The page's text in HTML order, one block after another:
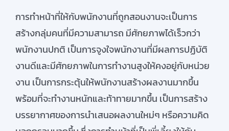
การทำหน้าที่ให้กับพนักงานที่ถูกสอนงานจะเป็นการ
สร้างกลุ่มคนที่มีความสามารถ มีศักยภาพได้เร็วกว่า
พนักงานปกติ เป็นการจูงใจพนักงานที่มีผลการปฏิบัติ
งานดีและมีศักยภาพในการทำงานสูงให้คงอยู่กับหน่วย
งาน เป็นการกระตุ้นให้พนักงานสร้างผลงานมากขึ้น
พร้อมที่จะทำงานหนักและท้าทายมากขึ้น เป็นการสร้าง
บรรยากาศของการนำเสนอผลงานใหม่ๆ หรือความคิด